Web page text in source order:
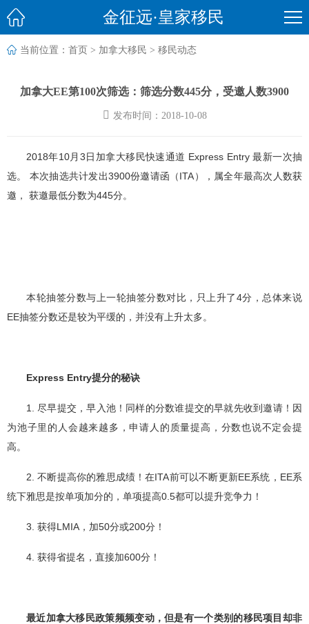
 金征远·皇家移民
 当前位置： 首页 > 加拿大移民 > 移民动态
加拿大EE第100次筛选：筛选分数445分，受邀人数3900
 发布时间：2018-10-08
2018年10月3日加拿大移民快速通道 Express Entry 最新一次抽
选。 本次抽选共计发出3900份邀请函（ITA），属全年最高次人数获
邀， 获邀最低分数为445分。
本轮抽签分数与上一轮抽签分数对比，只上升了4分，总体来说
EE抽签分数还是较为平缓的，并没有上升太多。
Express Entry提分的秘诀
1. 尽早提交，早入池！同样的分数谁提交的早就先收到邀请！因
为池子里的人会越来越多，申请人的质量提高，分数也说不定会提
高。
2. 不断提高你的雅思成绩！在ITA前可以不断更新EE系统，EE系
统下雅思是按单项加分的，单项提高0.5都可以提升竞争力！
3. 获得LMIA，加50分或200分！
4. 获得省提名，直接加600分！
最近加拿大移民政策频频变动，但是有一个类别的移民项目却非